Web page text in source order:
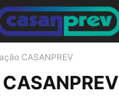
CASANPREV